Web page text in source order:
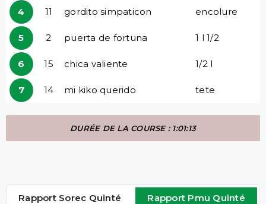
4 11 gordito simpaticon encolure
5 2 puerta de fortuna 1 l 1/2
6 15 chica valiente 1/2 l
7 14 mi kiko querido tete
DURÉE DE LA COURSE : 1:01:13
Rapport Sorec Quinté Rapport Pmu Quinté